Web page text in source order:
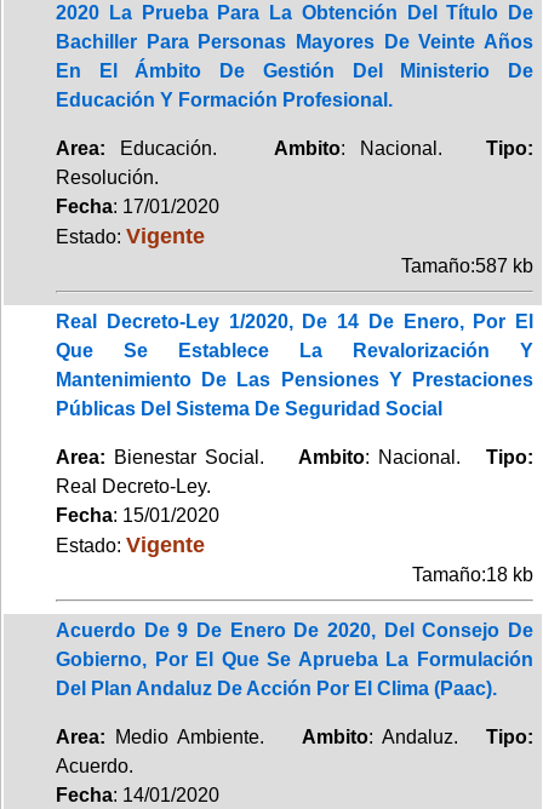
2020 La Prueba Para La Obtención Del Título De
Bachiller Para Personas Mayores De Veinte Años
En El Ámbito De Gestión Del Ministerio De
Educación Y Formación Profesional.
Area: Educación. Ambito: Nacional.Tipo:
Resolución.
Fecha: 17/01/2020
Estado: Vigente
Tamaño:587 kb
Real Decreto-Ley 1/2020, De 14 De Enero, Por El
Que Se Establece La Revalorización Y
Mantenimiento De Las Pensiones Y Prestaciones
Públicas Del Sistema De Seguridad Social
Area: Bienestar Social. Ambito: Nacional. Tipo:
Real Decreto-Ley.
Fecha: 15/01/2020
Estado: Vigente
Tamaño:18 kb
Acuerdo De 9 De Enero De 2020, Del Consejo De
Gobierno, Por El Que Se Aprueba La Formulación
Del Plan Andaluz De Acción Por El Clima (Paac).
Area: Medio Ambiente. Ambito: Andaluz.Tipo:
Acuerdo.
Fecha: 14/01/2020